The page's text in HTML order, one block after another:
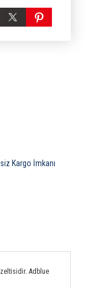
Kargo İmkanı
Adblue